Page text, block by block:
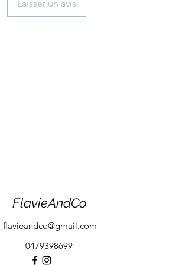
Laisser un avis
FlavieAndCo
flavieandco@gmail.com
0479398699